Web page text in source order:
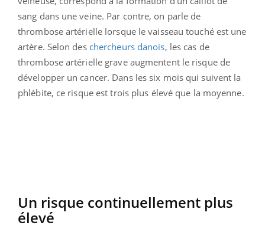
sang dans une veine. Par contre, on parle de
thrombose artérielle lorsque le vaisseau touché est une
artère. Selon des chercheurs danois, les cas de
thrombose artérielle grave augmentent le risque de
développer un cancer. Dans les six mois qui suivent la
phlébite, ce risque est trois plus élevé que la moyenne.
Un risque continuellement plus
élevé